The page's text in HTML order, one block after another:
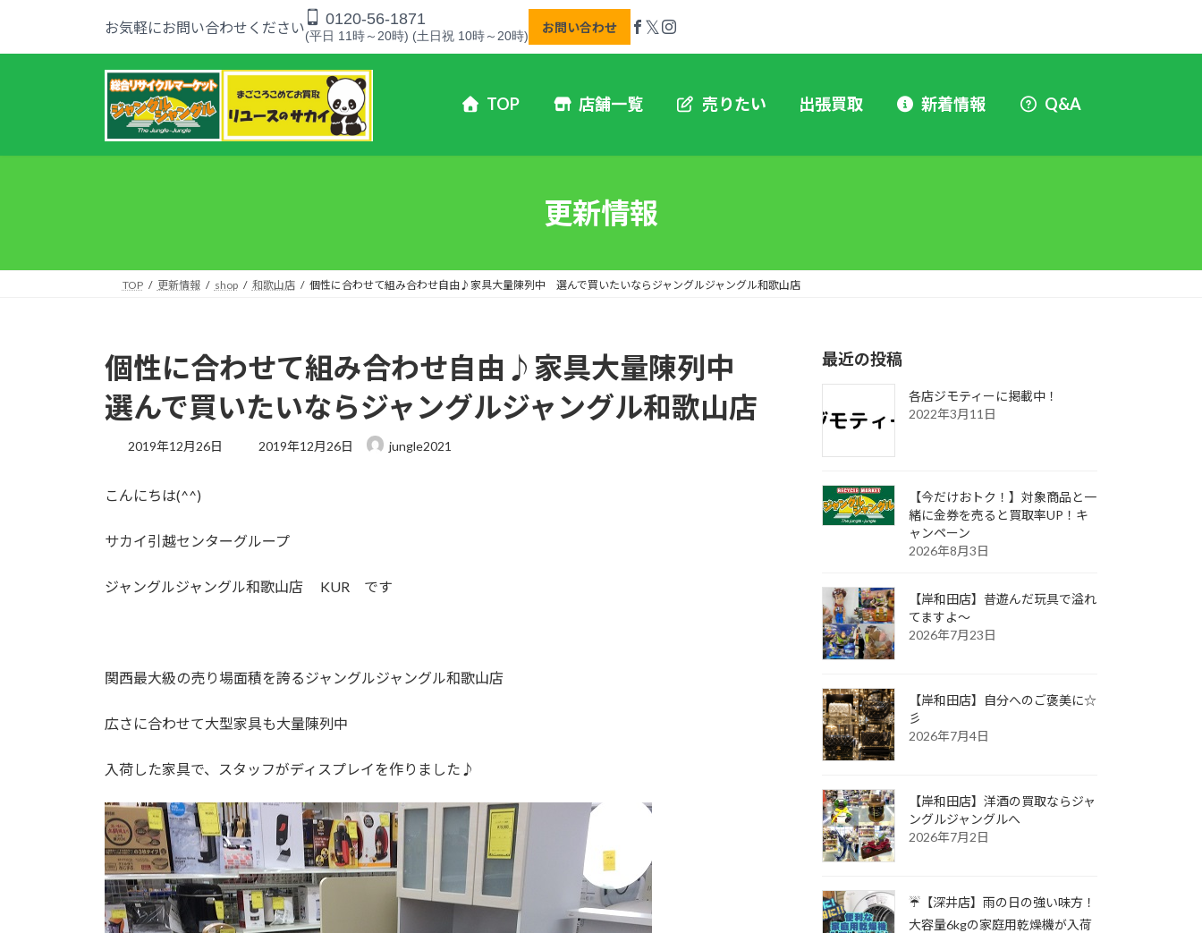
テ
キ
ゲ
に
お気軽にお問い合わせください 0120-56-1871
(平日 11時～20時) (土日祝 10時～20時)
お問い合わせ 𝕏
TOP 店舗一覧 売りたい 出張買取 新着情報 Q&A
更新情報
TOP 更新情報 shop 和歌山店 個性に合わせて組み合わせ自由♪家具大量陳列中 選んで買いたいならジャングルジャングル和歌山店
個性に合わせて組み合わせ自由♪家具大量陳列中
選んで買いたいならジャングルジャングル和歌山店
2019年12月26日
最
:
2019年12月26日 jungle2021
こんにちは(^^)
サカイ引越センターグループ
ジャングルジャングル和歌山店 KUR です
関西最大級の売り場面積を誇るジャングルジャングル和歌山店
広さに合わせて大型家具も大量陳列中
入荷した家具で、スタッフがディスプレイを作りました♪
最近の投稿
各店ジモティーに掲載中！
2022年3月11日
【今だけおトク！】対象商品と一
緒に金券を売ると買取率UP！キ
ャンペーン
2026年8月3日
【岸和田店】昔遊んだ玩具で溢れ
てますよ～
2026年7月23日
【岸和田店】自分へのご褒美に☆
彡
2026年7月4日
【岸和田店】洋酒の買取ならジャ
ングルジャングルへ
2026年7月2日
☔【深井店】雨の日の強い味方！
大容量6kgの家庭用乾燥機が入荷